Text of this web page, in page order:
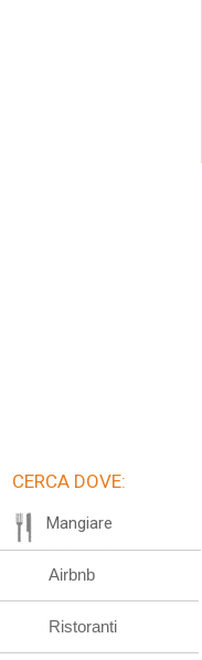
CERCA DOVE:
Mangiare
Airbnb
Ristoranti